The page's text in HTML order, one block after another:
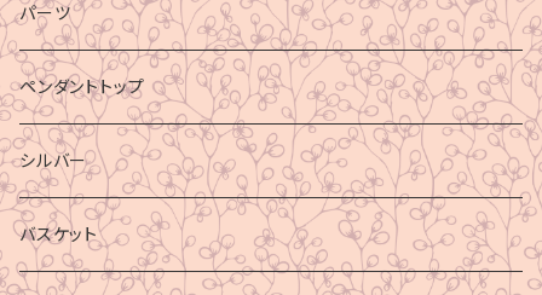
パーツ
ペンダントトップ
シルバー
バスケット